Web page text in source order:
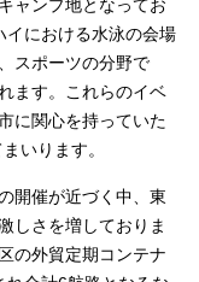
ャンプ地となってお
イにおける水泳の会場
スポーツの分野で
ます。これらのイベ
に関心を持っていた
いります。
開催が近づく中、東
しさを増しておりま
の外貿定期コンテナ